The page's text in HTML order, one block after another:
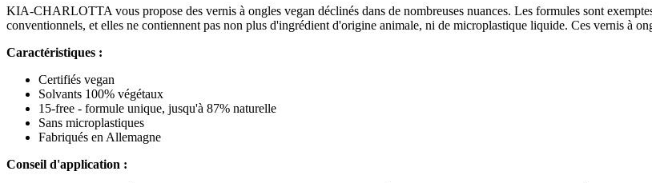
KIA-CHARLOTTA vous propose des vernis à ongles vegan déclinés dans de nombreuses nuances. Les formules sont
conventionnels, et elles ne contiennent pas non plus d'ingrédient d'origine animale, ni de microplastique liquide. Ces vernis à
Caractéristiques :
Certifiés vegan
Solvants 100% végétaux
15-free - formule unique, jusqu'à 87% naturelle
Sans microplastiques
Fabriqués en Allemagne
Conseil d'application :